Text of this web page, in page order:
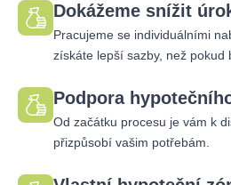
Dokážeme snížit
Pracujeme se individuálními
získáte lepší sazby, než pokud
Podpora
Od začátku procesu je vám k
přizpůsobí vašim potřebám.